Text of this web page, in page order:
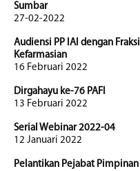
Sumbar
27-02-2022
Audiensi PP IAI dengan
Kefarmasian
16 Februari 2022
Dirgahayu ke-76 PAFI
13 Februari 2022
Serial Webinar 2022-04
12 Januari 2022
Pelantikan Pejabat